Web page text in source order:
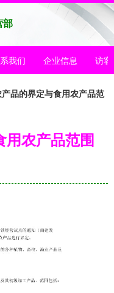
部
我们 企业信息 访客
品的界定与食用农产品范
用农产品范围